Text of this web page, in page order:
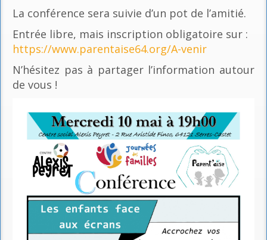
La conférence sera suivie d’un pot de l’amitié.
Entrée libre, mais inscription obligatoire sur :
https://www.parentaise64.org/A-venir
N’hésitez pas à partager l’information autour
de vous !